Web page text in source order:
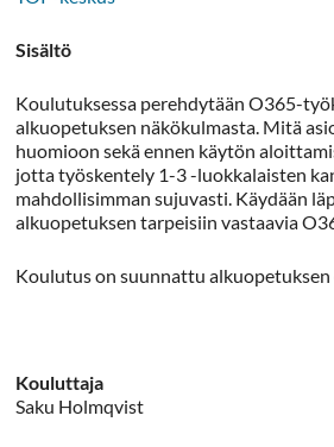
Sisältö
Koulutuksessa perehdytään O365-
alkuopetuksen näkökulmasta. Mitä
huomioon sekä ennen käytön
jotta työskentely 1-3 -luokkalaisten
mahdollisimman sujuvasti. Käydään
alkuopetuksen tarpeisiin vastaavia
Koulutus on suunnattu
Kouluttaja
Saku Holmqvist